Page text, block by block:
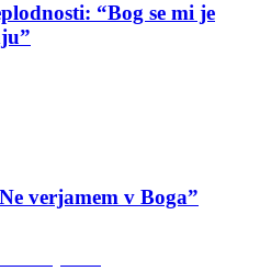
“Bog se mi je
verjamem v Boga”